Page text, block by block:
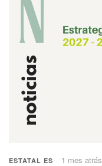
ESTATAL ES 1 mes atrás